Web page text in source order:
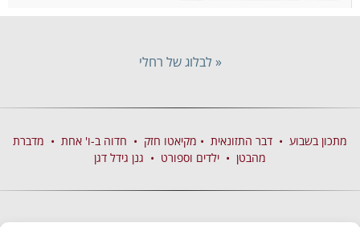
« לבלוג של רחלי
מתכון בשבוע • דבר התזונאית • מקיאטו חזק • חדוה ב-ו' אחת • מדברת
מהבטן • ילדים וספורט • גנן גידל דגן